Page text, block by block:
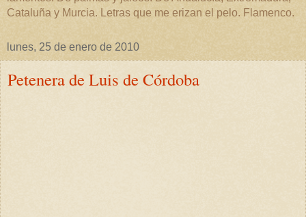
Cataluña y Murcia. Letras que me erizan el pelo. Flamenco.
lunes, 25 de enero de 2010
Petenera de Luis de Córdoba